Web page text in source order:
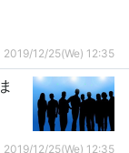
2019/12/25(We) 12:35
2019/12/25(We) 12:35